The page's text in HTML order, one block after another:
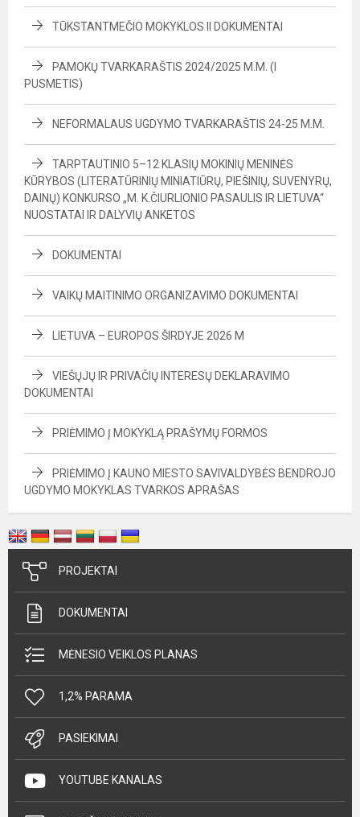
TŪKSTANTMEČIO MOKYKLOS II DOKUMENTAI
PAMOKŲ TVARKARAŠTIS 2024/2025 M.M. (I
PUSMETIS)
NEFORMALAUS UGDYMO TVARKARAŠTIS 24-25 M.M.
TARPTAUTINIO 5–12 KLASIŲ MOKINIŲ MENINĖS
KŪRYBOS (LITERATŪRINIŲ MINIATIŪRŲ, PIEŠINIŲ, SUVENYRŲ,
DAINŲ) KONKURSO „M. K.ČIURLIONIO PASAULIS IR LIETUVA“
NUOSTATAI IR DALYVIŲ ANKETOS
DOKUMENTAI
VAIKŲ MAITINIMO ORGANIZAVIMO DOKUMENTAI
LIETUVA – EUROPOS ŠIRDYJE 2026 M
VIEŠŲJŲ IR PRIVAČIŲ INTERESŲ DEKLARAVIMO
DOKUMENTAI
PRIĖMIMO Į MOKYKLĄ PRAŠYMŲ FORMOS
PRIĖMIMO Į KAUNO MIESTO SAVIVALDYBĖS BENDROJO
UGDYMO MOKYKLAS TVARKOS APRAŠAS
PROJEKTAI
DOKUMENTAI
MĖNESIO VEIKLOS PLANAS
1,2% PARAMA
PASIEKIMAI
YOUTUBE KANALAS